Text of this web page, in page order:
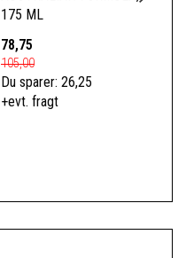
175 ML
78,75
105,00
Du sparer: 26,25
+evt. fragt